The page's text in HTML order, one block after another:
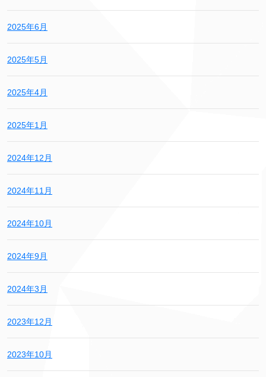
2025年6月
2025年5月
2025年4月
2025年1月
2024年12月
2024年11月
2024年10月
2024年9月
2024年3月
2023年12月
2023年10月